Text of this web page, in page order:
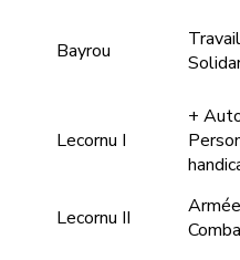
Bayrou
Lecornu I
+
Lecornu II